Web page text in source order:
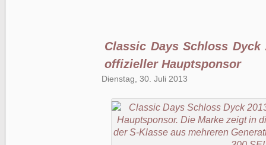
Classic Days Schloss Dyck
offizieller Hauptsponsor
Dienstag, 30. Juli 2013